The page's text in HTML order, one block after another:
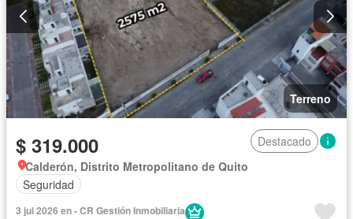
Terreno
$ 319.000
Destacado
Calderón, Distrito Metropolitano de Quito
Seguridad
3 jul 2026 en - CR Gestión Inmobiliaria